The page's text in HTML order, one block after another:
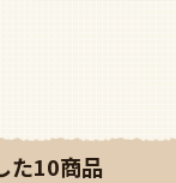
た10商品